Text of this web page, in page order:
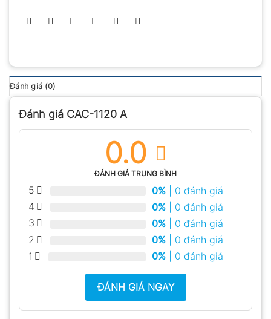
Đánh giá (0)
Đánh giá CAC-1120 A
0.0
ĐÁNH GIÁ TRUNG BÌNH
5 0% | 0 đánh giá
4
0% | 0 đánh giá
3
0% | 0 đánh giá
2
0% | 0 đánh giá
1
0% | 0 đánh giá
ĐÁNH GIÁ NGAY